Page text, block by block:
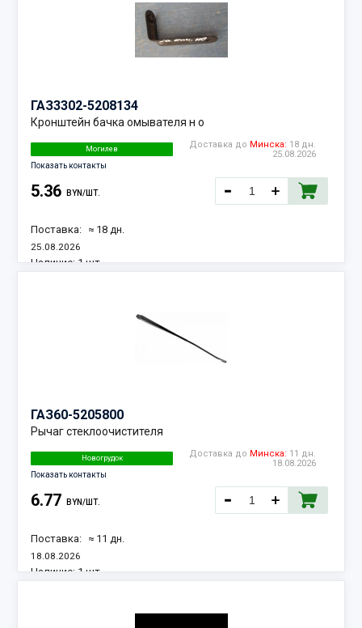
ГАЗ3302-5208134
Кронштейн бачка омывателя н о
Могилев
Показать контакты
Доставка до Минска: 18 дн.
25.08.2026
5.36 BYN/ШТ.
Поставка: ≈ 18 дн.
25.08.2026
Наличие: 1 шт.
ГАЗ60-5205800
Рычаг стеклоочистителя
Новогрудок
Показать контакты
Доставка до Минска: 11 дн.
18.08.2026
6.77 BYN/ШТ.
Поставка: ≈ 11 дн.
18.08.2026
Наличие: 1 шт.